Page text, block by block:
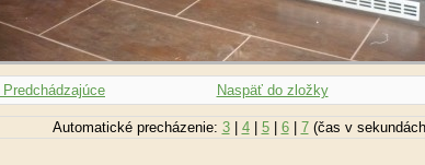
Naspäť do zložky
Automatické precházenie: 3| 4| 5| 6| 7(čas v